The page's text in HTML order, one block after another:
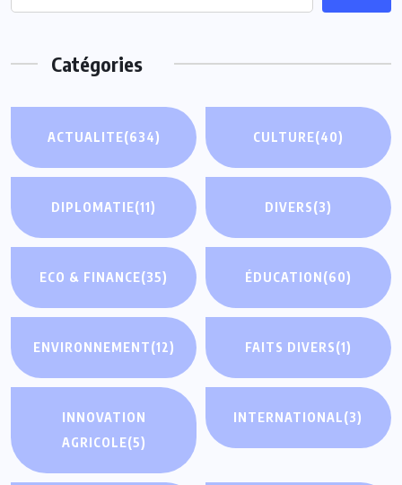
Catégories
ACTUALITE(634) CULTURE(40)
DIPLOMATIE(11) DIVERS(3)
ECO & FINANCE(35) ÉDUCATION(60)
ENVIRONNEMENT(12) FAITS DIVERS(1)
INNOVATION
AGRICOLE(5)
INTERNATIONAL(3)